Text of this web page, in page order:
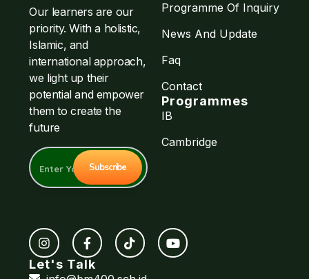
Our learners are our
priority. With a holistic,
Islamic, and
international approach,
we light up their
potential and empower
them to create the
future
Programme Of Inquiry
News And Update
Faq
Contact
Programmes
IB
Cambridge
Let's Talk